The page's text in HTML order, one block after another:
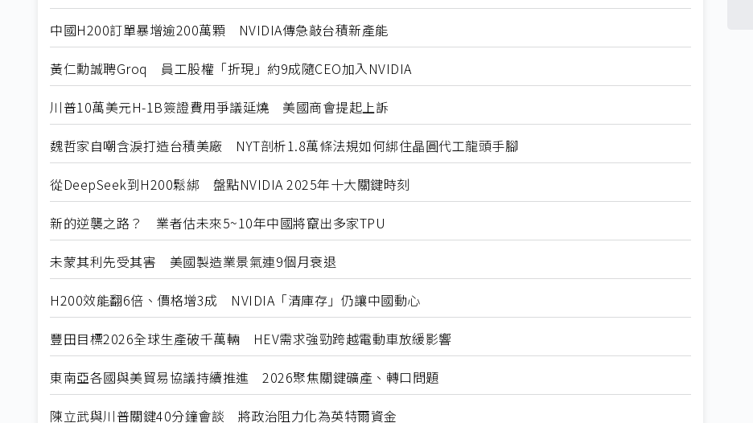
中國H200訂單暴增逾200萬顆 NVIDIA傳急敲台積新產能
黃仁勳誠聘Groq 員工股權「折現」約9成隨CEO加入NVIDIA
川普10萬美元H-1B簽證費用爭議延燒 美國商會提起上訴
魏哲家自嘲含淚打造台積美廠 NYT剖析1.8萬條法規如何綁住晶圓代工龍頭手腳
從DeepSeek到H200鬆綁 盤點NVIDIA 2025年十大關鍵時刻
新的逆襲之路？ 業者估未來5~10年中國將竄出多家TPU
未蒙其利先受其害 美國製造業景氣連9個月衰退
H200效能翻6倍、價格增3成 NVIDIA「清庫存」仍讓中國動心
豐田目標2026全球生產破千萬輛 HEV需求強勁跨越電動車放緩影響
東南亞各國與美貿易協議持續推進 2026聚焦關鍵礦產、轉口問題
陳立武與川普關鍵40分鐘會談 將政治阻力化為英特爾資金